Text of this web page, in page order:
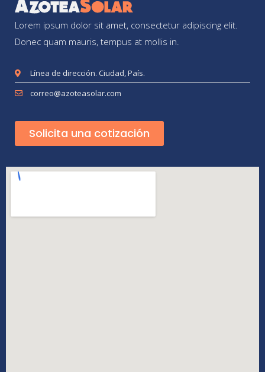
Lorem ipsum dolor sit amet, consectetur adipiscing elit.
Donec quam mauris, tempus at mollis in.
Línea de dirección. Ciudad, País.
correo@azoteasolar.com
Solicita una cotización